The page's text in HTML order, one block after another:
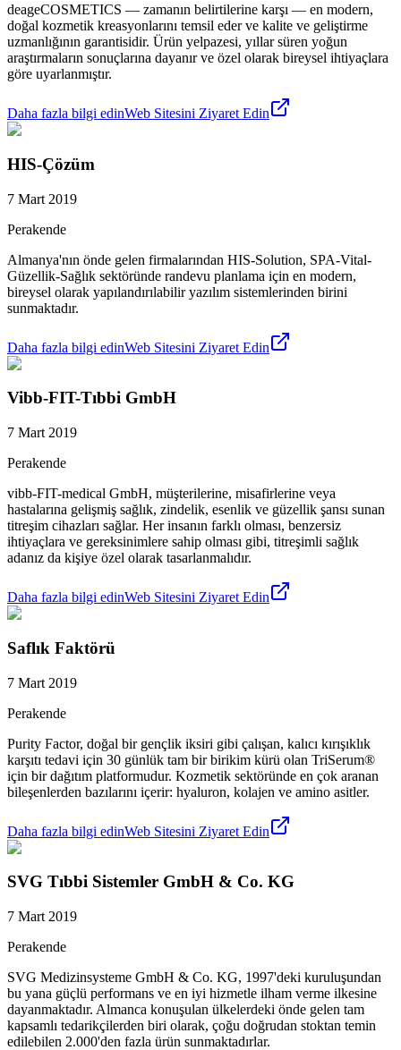
deageCOSMETICS — zamanın belirtilerine karşı — en modern,
doğal kozmetik kreasyonlarını temsil eder ve kalite ve geliştirme
uzmanlığının garantisidir. Ürün yelpazesi, yıllar süren yoğun
araştırmaların sonuçlarına dayanır ve özel olarak bireysel ihtiyaçlara
göre uyarlanmıştır.
Daha fazla bilgi edinWeb Sitesini Ziyaret Edin
HIS-Çözüm
7 Mart 2019
Perakende
Almanya'nın önde gelen firmalarından HIS-Solution, SPA-Vital-
Güzellik-Sağlık sektöründe randevu planlama için en modern,
bireysel olarak yapılandırılabilir yazılım sistemlerinden birini
sunmaktadır.
Daha fazla bilgi edinWeb Sitesini Ziyaret Edin
Vibb-FIT-Tıbbi GmbH
7 Mart 2019
Perakende
vibb-FIT-medical GmbH, müşterilerine, misafirlerine veya
hastalarına gelişmiş sağlık, zindelik, esenlik ve güzellik şansı sunan
titreşim cihazları sağlar. Her insanın farklı olması, benzersiz
ihtiyaçlara ve gereksinimlere sahip olması gibi, titreşimli sağlık
adanız da kişiye özel olarak tasarlanmalıdır.
Daha fazla bilgi edinWeb Sitesini Ziyaret Edin
Saflık Faktörü
7 Mart 2019
Perakende
Purity Factor, doğal bir gençlik iksiri gibi çalışan, kalıcı kırışıklık
karşıtı tedavi için 30 günlük tam bir birikim kürü olan TriSerum®
için bir dağıtım platformudur. Kozmetik sektöründe en çok aranan
bileşenlerden bazılarını içerir: hyaluron, kolajen ve amino asitler.
Daha fazla bilgi edinWeb Sitesini Ziyaret Edin
SVG Tıbbi Sistemler GmbH & Co. KG
7 Mart 2019
Perakende
SVG Medizinsysteme GmbH & Co. KG, 1997'deki kuruluşundan
bu yana güçlü performans ve en iyi hizmetle ilham verme ilkesine
dayanmaktadır. Almanca konuşulan ülkelerdeki önde gelen tam
kapsamlı tedarikçilerden biri olarak, çoğu doğrudan stoktan temin
edilebilen 2.000'den fazla ürün sunmaktadırlar.